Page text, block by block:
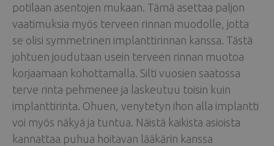
potilaan asentojen mukaan. Tämä asettaa paljon
vaatimuksia myös terveen rinnan muodolle, jotta
se olisi symmetrinen implanttirinnan kanssa. Tästä
johtuen joudutaan usein terveen rinnan muotoa
korjaamaan kohottamalla. Silti vuosien saatossa
terve rinta pehmenee ja laskeutuu toisin kuin
implanttirinta. Ohuen, venytetyn ihon alla implantti
voi myös näkyä ja tuntua. Näistä kaikista asioista
kannattaa puhua hoitavan lääkärin kanssa